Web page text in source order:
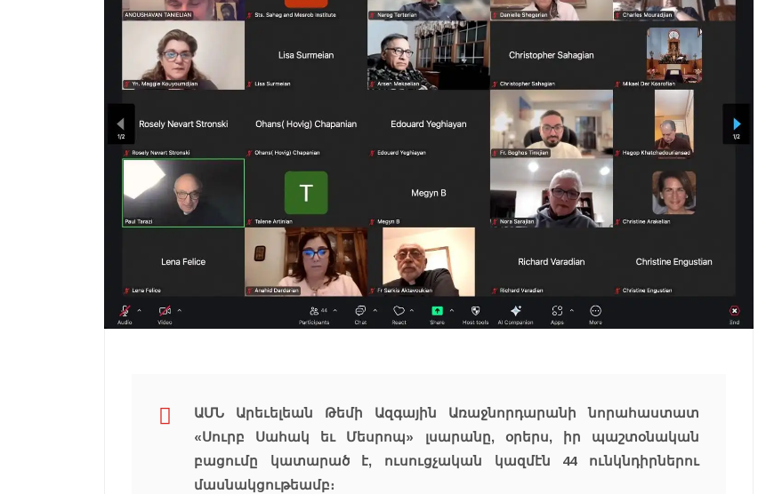
ԱՄՆ Արեւելեան Թեմի Ազգային Առաջնորդարանի նորահաստատ
«Սուրբ Սահակ եւ Մեսրոպ» լսարանը, օրերս, իր պաշտօնական
բացումը կատարած է, ուսուցչական կազմէն 44 ունկնդիրներու
մասնակցութեամբ։